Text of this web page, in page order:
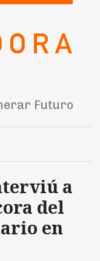
Futuro
a
del
en